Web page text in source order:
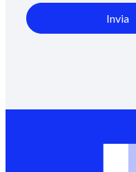
Invia